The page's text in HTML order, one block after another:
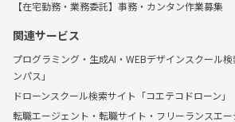
【在宅勤務・業務委託】事務・カンタン作業募集
関連サービス
プログラミング・生成AI・WEBデザインスクール
ンパス」
ドローンスクール検索サイト「コエテコドローン」
転職エージェント・転職サイト・フリーランスエ